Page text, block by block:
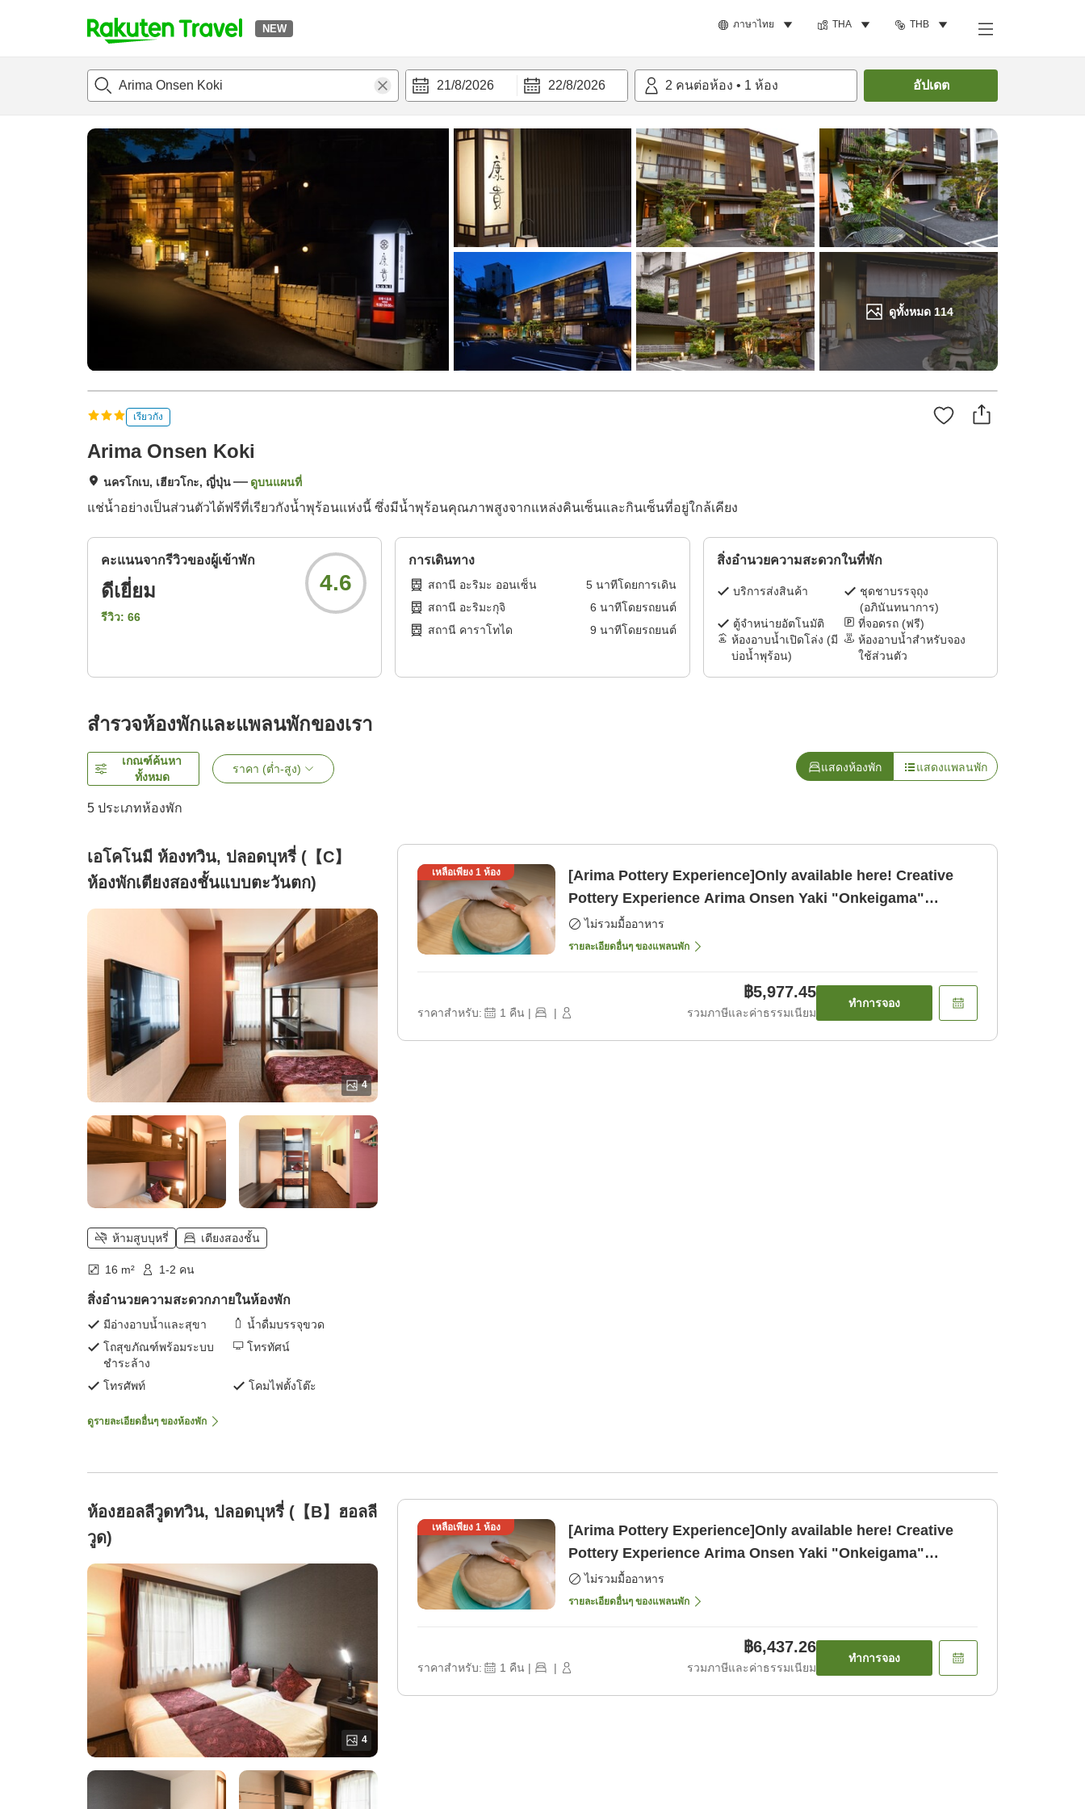
NEW ภาษาไทย THA THB
t
p
a
s
a
21/8/2026 22/8/2026 2 คนต่อห้อง • 1 ห้อง อัปเดต
ดูทั้งหมด 114
แนะนำที่พักห้องพักและแพลนพัก ค้นหาห้องพัก
เรียวกัง
Arima Onsen Koki
นครโกเบ, เฮียวโกะ, ญี่ปุ่น ดูบนแผนที่
แช่น้ำอย่างเป็นส่วนตัวได้ฟรีที่เรียวกังน้ำพุร้อนแห่งนี้ ซึ่งมีน้ำพุร้อนคุณภาพสูงจากแหล่งคินเซ็นและกินเซ็นที่อยู่ใกล้เคียง
คะแนนจากรีวิวของผู้เข้าพัก
ดีเยี่ยม
รีวิว: 66
4.6
การเดินทาง
สถานี อะริมะ ออนเซ็น 5นาทีโดยการเดิน
สถานี อะริมะกุจิ
6 นาทีโดยรถยนต์
สถานี คาราโทได
9 นาทีโดยรถยนต์
สิ่งอำนวยความสะดวกในที่พัก
บริการส่งสินค้า
ชุดชาบรรจุถุง
(อภินันทนาการ)
ตู้จำหน่ายอัตโนมัติ
ที่จอดรถ (ฟรี)
ห้องอาบน้ำเปิดโล่ง (มี
บ่อน้ำพุร้อน)
ห้องอาบน้ำสำหรับจอง
ใช้ส่วนตัว
สำรวจห้องพักและแพลนพักของเรา
เกณฑ์ค้นหา
ทั้งหมด
ราคา (ต่ำ-สูง) แสดงห้องพัก แสดงแพลนพัก
5 ประเภทห้องพัก
เอโคโนมี ห้องทวิน, ปลอดบุหรี่ (【C】
ห้องพักเตียงสองชั้นแบบตะวันตก)
4
ห้ามสูบบุหรี่ เตียงสองชั้น
16 m² 1-2 คน
สิ่งอำนวยความสะดวกภายในห้องพัก
มีอ่างอาบน้ำและสุขา
น้ำดื่มบรรจุขวด
โถสุขภัณฑ์พร้อมระบบ
ชำระล้าง
โทรทัศน์
โทรศัพท์ โคมไฟตั้งโต๊ะ
ดูรายละเอียดอื่นๆ ของห้องพัก
เหลือเพียง 1ห้อง
[Arima Pottery Experience]Only available here! Creative
Pottery Experience Arima Onsen Yaki "Onkeigama"
Collaboration Plan <Limi
ไม่รวมมื้ออาหาร
รายละเอียดอื่นๆ ของแพลนพัก
ราคาสำหรับ: 1 คืน | |
฿5,977.45
รวมภาษีและค่าธรรมเนียม
ทำการจอง
ห้องฮอลลีวูดทวิน, ปลอดบุหรี่ (【B】ฮอลลี
วูด)
4
เหลือเพียง 1ห้อง
[Arima Pottery Experience]Only available here! Creative
Pottery Experience Arima Onsen Yaki "Onkeigama"
Collaboration Plan <Limi
ไม่รวมมื้ออาหาร
รายละเอียดอื่นๆ ของแพลนพัก
ราคาสำหรับ: 1 คืน | |
฿6,437.26
รวมภาษีและค่าธรรมเนียม
ทำการจอง